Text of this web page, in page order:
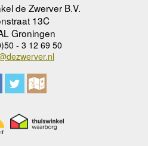
de Zwerver B.V.
13C
Groningen
- 3 12 69 50